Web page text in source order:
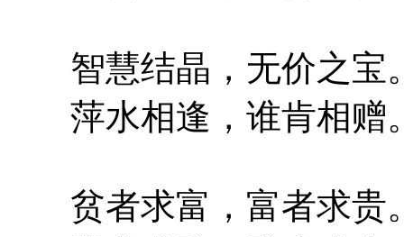
智慧结晶，无价之宝
萍水相逢，谁肯相赠
贫者求富，富者求贵